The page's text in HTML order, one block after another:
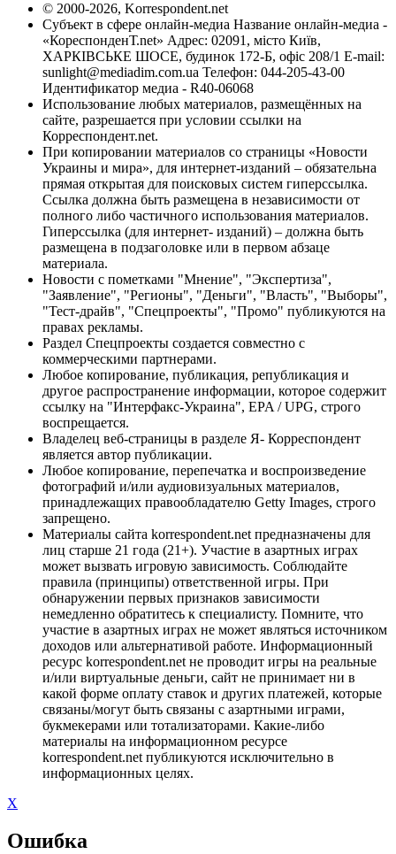
© 2000-2026, Korrespondent.net
Субъект в сфере онлайн-медиа Название онлайн-медиа -
«КореспонденТ.net» Адрес: 02091, місто Київ,
ХАРКІВСЬКЕ ШОСЕ, будинок 172-Б, офіс 208/1 E-mail:
sunlight@mediadim.com.ua Телефон: 044-205-43-00
Идентификатор медиа - R40-06068
Использование любых материалов, размещённых на
сайте, разрешается при условии ссылки на
Корреспондент.net.
При копировании материалов со страницы «Новости
Украины и мира», для интернет-изданий – обязательна
прямая открытая для поисковых систем гиперссылка.
Ссылка должна быть размещена в независимости от
полного либо частичного использования материалов.
Гиперссылка (для интернет- изданий) – должна быть
размещена в подзаголовке или в первом абзаце
материала.
Новости с пометками "Мнение", "Экспертиза",
"Заявление", "Регионы", "Деньги", "Власть", "Выборы",
"Тест-драйв", "Спецпроекты", "Промо" публикуются на
правах рекламы.
Раздел Спецпроекты создается совместно с
коммерческими партнерами.
Любое копирование, публикация, републикация и
другое распространение информации, которое содержит
ссылку на "Интерфакс-Украина", EPA / UPG, строго
воспрещается.
Владелец веб-страницы в разделе Я- Корреспондент
является автор публикации.
Любое копирование, перепечатка и воспроизведение
фотографий и/или аудиовизуальных материалов,
принадлежащих правообладателю Getty Images, строго
запрещено.
Материалы сайта korrespondent.net предназначены для
лиц старше 21 года (21+). Участие в азартных играх
может вызвать игровую зависимость. Соблюдайте
правила (принципы) ответственной игры. При
обнаружении первых признаков зависимости
немедленно обратитесь к специалисту. Помните, что
участие в азартных играх не может являться источником
доходов или альтернативой работе. Информационный
ресурс korrespondent.net не проводит игры на реальные
и/или виртуальные деньги, сайт не принимает ни в
какой форме оплату ставок и других платежей, которые
связаны/могут быть связаны с азартными играми,
букмекерами или тотализаторами. Какие-либо
материалы на информационном ресурсе
korrespondent.net публикуются исключительно в
информационных целях.
X
Ошибка